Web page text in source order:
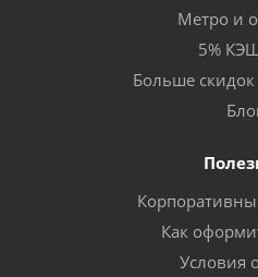
Метро и
5%
Больше скидок
Как
Условия